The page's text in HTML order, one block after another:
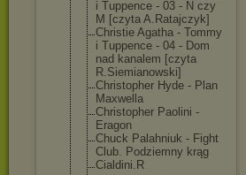
i Tuppence - 03 - N czy
M [czyta A.Ratajczyk]
Christie Agatha - Tommy
i Tuppence - 04 - Dom
nad kanalem [czyta
R.Siemianowski]
Christopher Hyde - Plan
Maxwella
Christopher Paolini -
Eragon
Chuck Palahniuk - Fight
Club. Podziemny krąg
Cialdini.R